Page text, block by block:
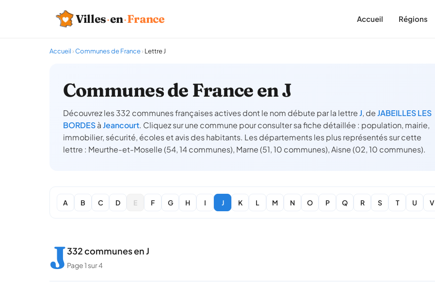
Villes·en·France Accueil Régions
Accueil ›Communes de France› Lettre J
Communes de France en J
Découvrez les 332 communes françaises actives dont le nom débute par la lettreJ, deJABEILLES LES
BORDESàJeancourt. Cliquez sur une commune pour consulter sa fiche détaillée : population, mairie,
immobilier, sécurité, écoles et avis des habitants. Les départements les plus représentés sur cette
lettre : Meurthe-et-Moselle (54, 14 communes), Marne (51, 10 communes), Aisne (02, 10 communes).
A B C D E F G H I J K L M N O P Q R S T U V
J332 communes en J
Page 1 sur 4